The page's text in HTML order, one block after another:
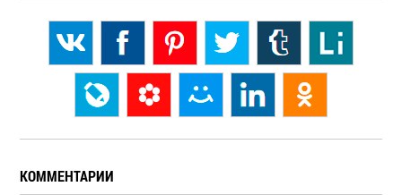
КОММЕНТАРИИ